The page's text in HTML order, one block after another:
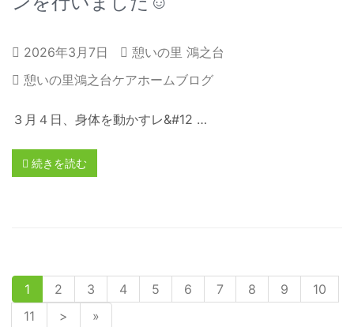
2026年3月7日
憩いの里 鴻之台
憩いの里鴻之台ケアホームブログ
３月４日、身体を動かすレ&#12 …
続きを読む
1 2 3 4 5 6 7 8 9
10
11
> »